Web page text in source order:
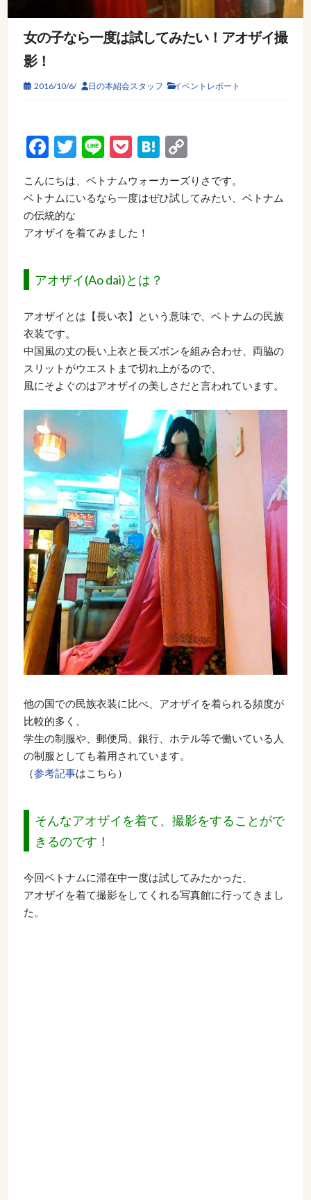
女の子なら一度は試してみたい！アオザイ撮
影！
2016/10/6/ 日の本紹会スタッフ イベントレポート
Facebook
Twitter
LinePocketHatena
Copy
こんにちは、ベトナムウォーカーズりさです。
ベトナムにいるなら一度はぜひ試してみたい、ベトナム
の伝統的な
アオザイを着てみました！
アオザイ(Ao dai)とは？
アオザイとは【長い衣】という意味で、ベトナムの民族
衣装です。
中国風の丈の長い上衣と長ズボンを組み合わせ、両脇の
スリットがウエストまで切れ上がるので、
風にそよぐのはアオザイの美しさだと言われています。
他の国での民族衣装に比べ、アオザイを着られる頻度が
比較的多く、
学生の制服や、郵便局、銀行、ホテル等で働いている人
の制服としても着用されています。
（参考記事はこちら）
そんなアオザイを着て、撮影をすることがで
きるのです！
今回ベトナムに滞在中一度は試してみたかった、
アオザイを着て撮影をしてくれる写真館に行ってきまし
た。